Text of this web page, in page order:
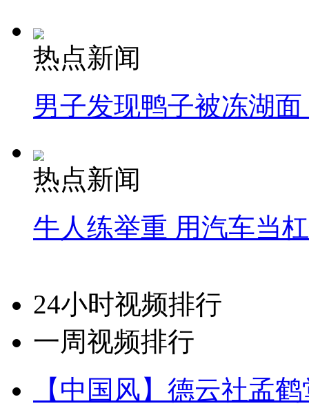
热点新闻
男子发现鸭子被冻湖
热点新闻
牛人练举重 用汽车当
24小时视频排行
一周视频排行
【中国风】德云社孟